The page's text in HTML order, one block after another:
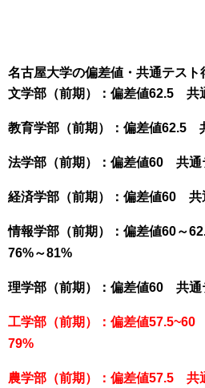
名古屋大学の偏差値・共通テスト
文学部（前期）：偏差値62.5 共
教育学部（前期）：偏差値62.5
法学部（前期）：偏差値60 共通
経済学部（前期）：偏差値60 共
情報学部（前期）：偏差値60～
76%～81%
理学部（前期）：偏差値60 共通
工学部（前期）：偏差値
79%
農学部（前期）：偏差値57.5 共